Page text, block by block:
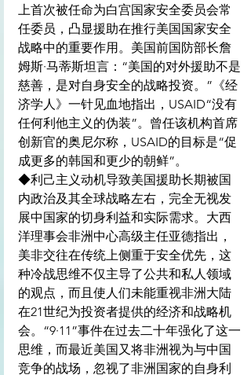
上首次被任命为白宫国家安全委员会常
任委员，凸显援助在推行美国国家安全
战略中的重要作用。美国前国防部长詹
姆斯·马蒂斯坦言：“美国的对外援助不是
慈善，是对自身安全的战略投资。”《经
济学人》一针见血地指出，USAID“没有
任何利他主义的伪装”。曾任该机构首席
创新官的奥尼尔称，USAID的目标是“促
成更多的韩国和更少的朝鲜”。
◆利己主义动机导致美国援助长期被国
内政治及其全球战略左右，完全无视发
展中国家的切身利益和实际需求。大西
洋理事会非洲中心高级主任亚德指出，
美非交往在传统上侧重于安全优先，这
种冷战思维不仅主导了公共和私人领域
的观点，而且使人们未能重视非洲大陆
在21世纪为投资者提供的经济和战略机
会。“9·11”事件在过去二十年强化了这一
思维，而最近美国又将非洲视为与中国
竞争的战场，忽视了非洲国家的自身利